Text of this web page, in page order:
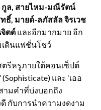
ล, สายไหม-มณีรัตน์
, มายด์-ลภัสลัล จิรเวช
ตต์ และอีกมากมาย อีก
เดินแฟชั่นโชว์
รีหรูภายใต้คอนเซ็ปต์
และ ‘เออ
สามคำที่บ่งบอกถึง
กับการนำความงดงาม